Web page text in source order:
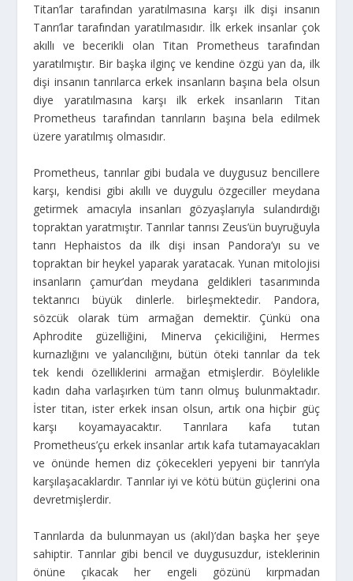
Titan’lar tarafından yaratılmasına karşı ilk dişi insanın
Tanrı’lar tarafından yaratılmasıdır. İlk erkek insanlar çok
akıllı ve becerikli olan Titan Prometheus tarafından
yaratılmıştır. Bir başka ilginç ve kendine özgü yan da, ilk
dişi insanın tanrılarca erkek insanların başına bela olsun
diye yaratılmasına karşı ilk erkek insanların Titan
Prometheus tarafından tanrıların başına bela edilmek
üzere yaratılmış olmasıdır.
Prometheus, tanrılar gibi budala ve duygusuz bencillere
karşı, kendisi gibi akıllı ve duygulu özgeciller meydana
getirmek amacıyla insanları gözyaşlarıyla sulandırdığı
topraktan yaratmıştır. Tanrılar tanrısı Zeus’ün buyruğuyla
tanrı Hephaistos da ilk dişi insan Pandora’yı su ve
topraktan bir heykel yaparak yaratacak. Yunan mitolojisi
insanların çamur’dan meydana geldikleri tasarımında
tektanrıcı büyük dinlerle. birleşmektedir. Pandora,
sözcük olarak tüm armağan demektir. Çünkü ona
Aphrodite güzelliğini, Minerva çekiciliğini, Hermes
kurnazlığını ve yalancılığını, bütün öteki tanrılar da tek
tek kendi özelliklerini armağan etmişlerdir. Böylelikle
kadın daha varlaşırken tüm tanrı olmuş bulunmaktadır.
İster titan, ister erkek insan olsun, artık ona hiçbir güç
karşı koyamayacaktır. Tanrılara kafa tutan
Prometheus’çu erkek insanlar artık kafa tutamayacakları
ve önünde hemen diz çökecekleri yepyeni bir tanrı’yla
karşılaşacaklardır. Tanrılar iyi ve kötü bütün güçlerini ona
devretmişlerdir.
Tanrılarda da bulunmayan us (akıl)’dan başka her şeye
sahiptir. Tanrılar gibi bencil ve duygusuzdur, isteklerinin
önüne çıkacak her engeli gözünü kırpmadan